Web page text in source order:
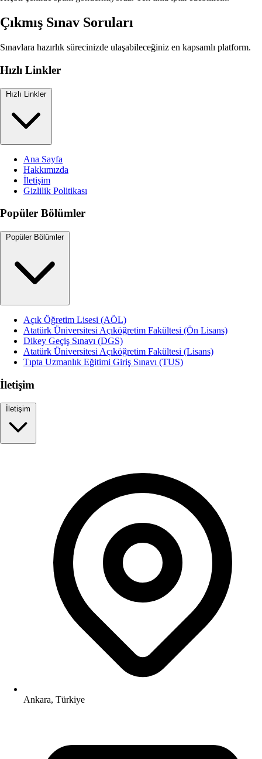
Çıkmış Sınav Soruları
Sınavlara hazırlık sürecinizde ulaşabileceğiniz en kapsamlı platform.
Hızlı Linkler
Hızlı Linkler
Ana Sayfa
Hakkımızda
İletişim
Gizlilik Politikası
Popüler Bölümler
Popüler Bölümler
Açık Öğretim Lisesi (AÖL)
Atatürk Üniversitesi Açıköğretim Fakültesi (Ön Lisans)
Dikey Geçiş Sınavı (DGS)
Atatürk Üniversitesi Açıköğretim Fakültesi (Lisans)
Tıpta Uzmanlık Eğitimi Giriş Sınavı (TUS)
İletişim
İletişim
Ankara, Türkiye